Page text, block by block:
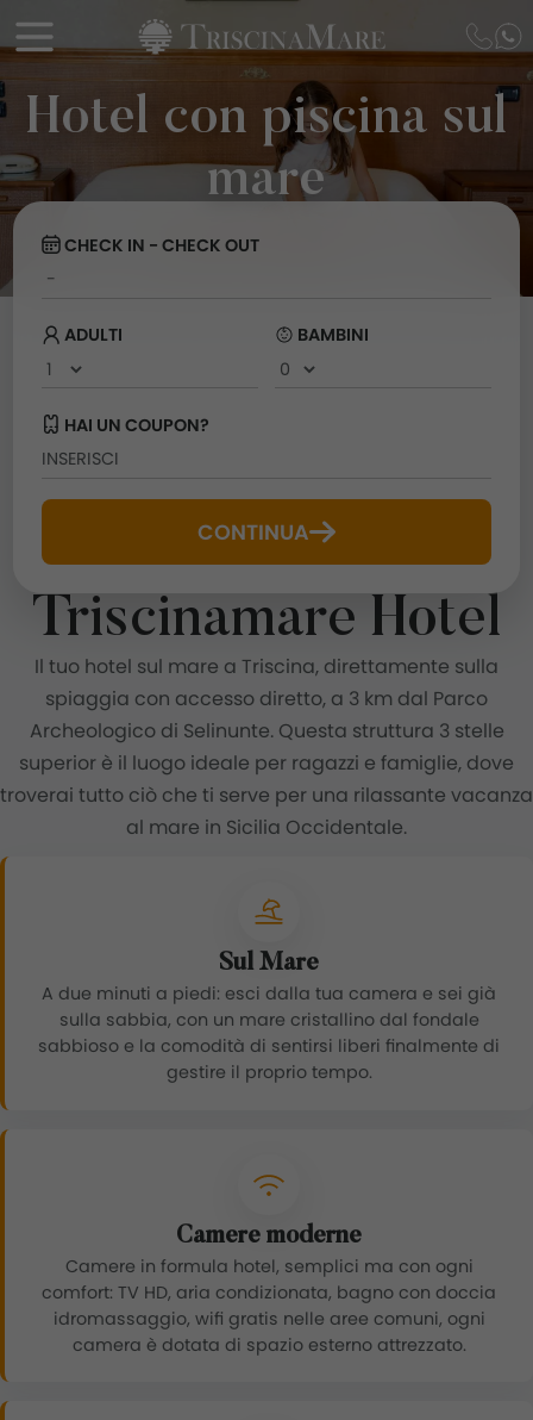
Hotel con piscina sul
mare
CHECK IN - CHECK OUT
ADULTI BAMBINI
HAI UN COUPON?
CONTINUA
Triscinamare Hotel
Il tuo hotel sul mare a Triscina, direttamente sulla
spiaggia con accesso diretto, a 3 km dal Parco
Archeologico di Selinunte. Questa struttura 3 stelle
superior è il luogo ideale per ragazzi e famiglie, dove
troverai tutto ciò che ti serve per una rilassante vacanza
al mare in Sicilia Occidentale.
Sul Mare
A due minuti a piedi: esci dalla tua camera e sei già
sulla sabbia, con un mare cristallino dal fondale
sabbioso e la comodità di sentirsi liberi finalmente di
gestire il proprio tempo.
Camere moderne
Camere in formula hotel, semplici ma con ogni
comfort: TV HD, aria condizionata, bagno con doccia
idromassaggio, wifi gratis nelle aree comuni, ogni
camera è dotata di spazio esterno attrezzato.